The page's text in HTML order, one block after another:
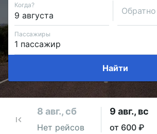
Когда?
Обратно
Пассажиры
Найти
8 авг., сб
Нет рейсов
9 авг., вс
от 600 ₽